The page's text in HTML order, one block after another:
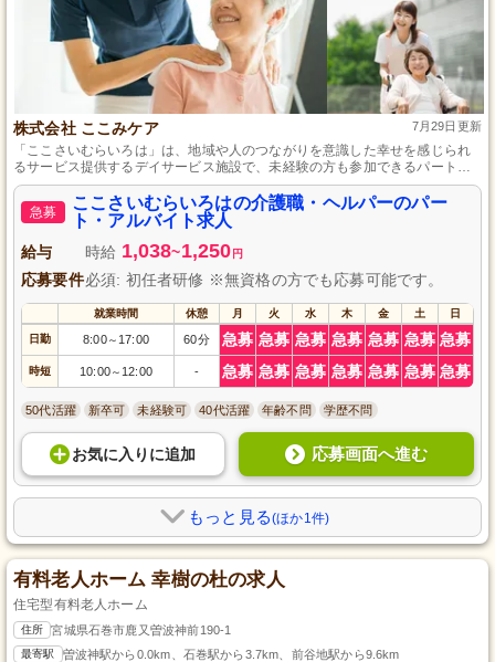
株式会社 ここみケア 7月29日更新
「ここさいむらいろは」は、地域や人のつながりを意識した幸せを感じられ
るサービス提供するデイサービス施設で、未経験の方も参加できるパート・
アルバイトの介護職を募集しています。基本的な業務は生活支援や送迎業
務、そして昇給制度が整っており、あなたの頑張りを評価する環境が整って
います。また、地域に根ざし、子育て世代の方も働きやすい環境を整えてお
り、更に資格取得支援制度や各種研修制度などの人材育成にも積極的な施設
です。
急募
ここさいむらいろはの介護職・ヘルパーのパー
ト・アルバイト求人
給与 時給 1,038~1,250 円
応募要件必須: 初任者研修 ※無資格の方でも応募可能です。
就業時間 休憩 月 火 水 木 金 土 日
日勤 8:00～ 17:00 60分 急募 急募 急募 急募 急募 急募 急募
時短 10:00～ 12:00 - 急募 急募 急募 急募 急募 急募 急募
50代活躍 新卒可 未経験可 40代活躍 年齢不問 学歴不問
お気に入り に追加 応募画面へ進む
もっと見る(ほか1件)
有料老人ホーム 幸樹の杜の求人
住宅型有料老人ホーム
住所 宮城県石巻市鹿又曽波神前190-1
最寄駅 曽波神駅から0.0km、石巻駅から3.7km、前谷地駅から9.6km